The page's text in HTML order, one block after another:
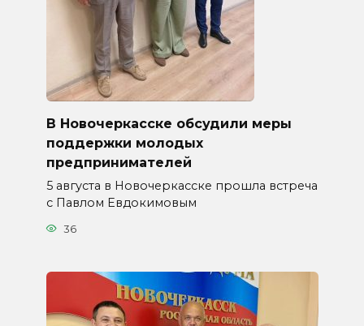
В Новочеркасске обсудили меры
поддержки молодых
предпринимателей
5 августа в Новочеркасске прошла встреча
с Павлом Евдокимовым
36